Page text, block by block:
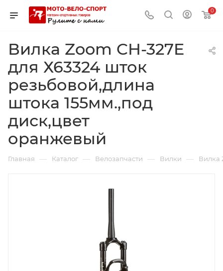
0
Вилка Zoom CH-327E
для Х63324 шток
резьбовой,длина
штока 155мм.,под
диск,цвет
оранжевый
Главная — Каталог — Велозапчасти — Вилки — Вилка